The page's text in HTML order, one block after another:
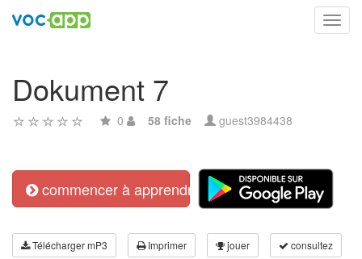
Dokument 7
0 58 fiche guest3984438
commencer à apprendre
Télécharger mP3 Imprimer jouer consultez